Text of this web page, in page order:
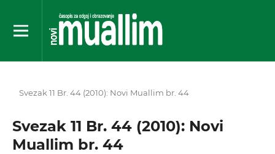
Svezak 11 Br. 44 (2010): Novi Muallim br. 44
Svezak 11 Br. 44 (2010): Novi
Muallim br. 44